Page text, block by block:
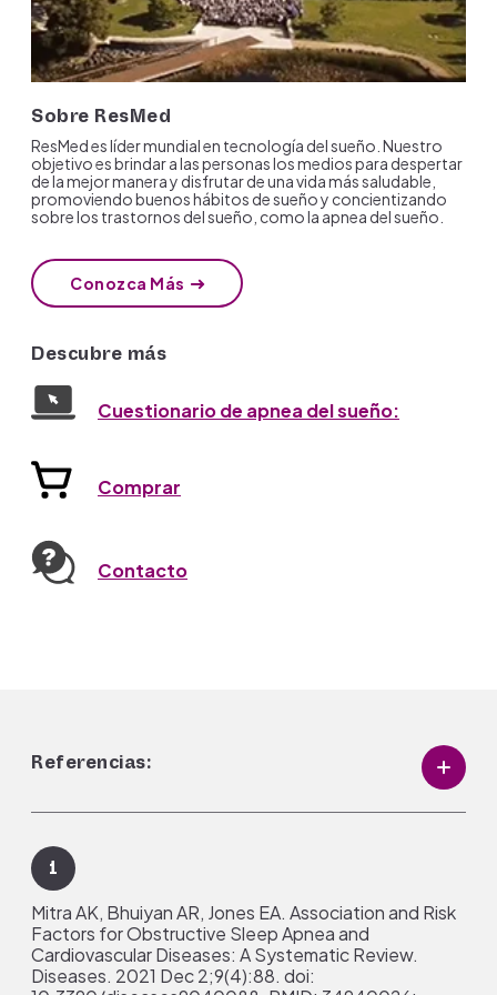
Sobre ResMed
ResMed es líder mundial en tecnología del sueño. Nuestro
objetivo es brindar a las personas los medios para despertar
de la mejor manera y disfrutar de una vida más saludable,
promoviendo buenos hábitos de sueño y concientizando
sobre los trastornos del sueño, como la apnea del sueño.
Conozca Más
Descubre más
Cuestionario de apnea del sueño:
Comprar
Contacto
Referencias:
1
Mitra AK, Bhuiyan AR, Jones EA. Association and Risk
Factors for Obstructive Sleep Apnea and
Cardiovascular Diseases: A Systematic Review.
Diseases. 2021 Dec 2;9(4):88. doi: